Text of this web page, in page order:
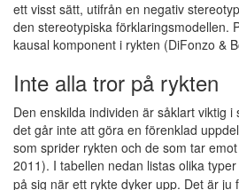
ett visst sätt, utifrån en negativ
den stereotypiska förklaringsmodellen.
kausal komponent i rykten (DiFonzo &
Inte alla tror på rykten
Den enskilda individen är såklart viktig
det går inte att göra en förenklad
som sprider rykten och de som tar
2011). I tabellen nedan listas olika
på sig när ett rykte dyker upp. Det är ju